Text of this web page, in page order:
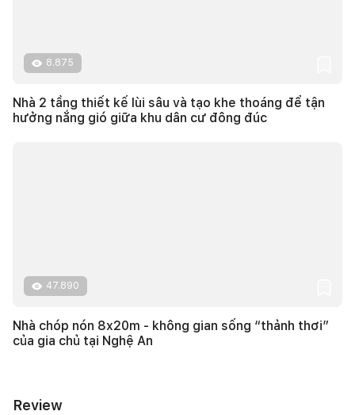
8.875
Nhà 2 tầng thiết kế lùi sâu và tạo khe thoáng để tận
hưởng nắng gió giữa khu dân cư đông đúc
47.890
Nhà chóp nón 8x20m - không gian sống “thảnh thơi”
của gia chủ tại Nghệ An
Review